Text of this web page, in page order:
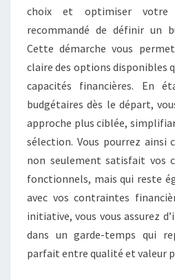
choix et optimiser
recommandé de définir un
Cette démarche vous
claire des options disponibles
capacités financières. En
budgétaires dès le départ,
approche plus ciblée,
sélection. Vous pourrez ainsi
non seulement satisfait vos
fonctionnels, mais qui reste
avec vos contraintes
initiative, vous vous assurez
dans un garde-temps qui
parfait entre qualité et valeur